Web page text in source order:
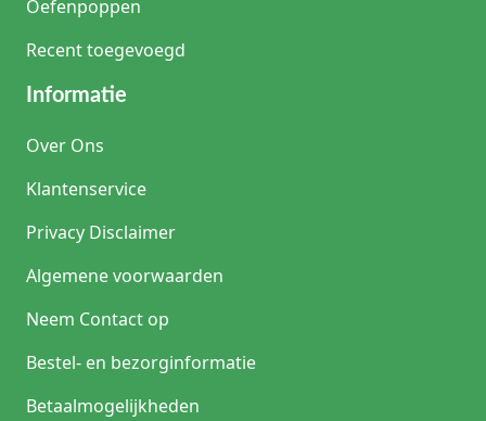
Oefenpoppen
Recent toegevoegd
Informatie
Over Ons
Klantenservice
Privacy Disclaimer
Algemene voorwaarden
Neem Contact op
Bestel- en bezorginformatie
Betaalmogelijkheden